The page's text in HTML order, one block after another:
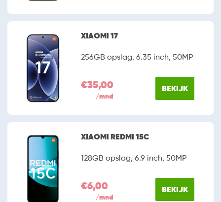
XIAOMI 17
256GB opslag, 6.35 inch, 50MP
€35,00
/mnd
BEKIJK
XIAOMI REDMI 15C
128GB opslag, 6.9 inch, 50MP
€6,00
/mnd
BEKIJK